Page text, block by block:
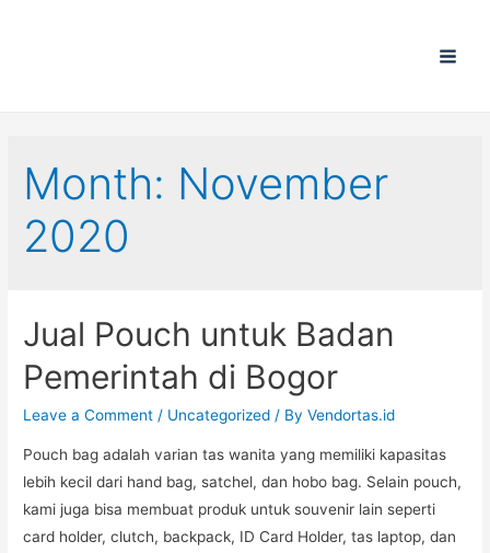
Month: November
2020
Jual Pouch untuk Badan
Pemerintah di Bogor
Leave a Comment / Uncategorized / ByVendortas.id
Pouch bag adalah varian tas wanita yang memiliki kapasitas
lebih kecil dari hand bag, satchel, dan hobo bag. Selain pouch,
kami juga bisa membuat produk untuk souvenir lain seperti
card holder, clutch, backpack, ID Card Holder, tas laptop, dan